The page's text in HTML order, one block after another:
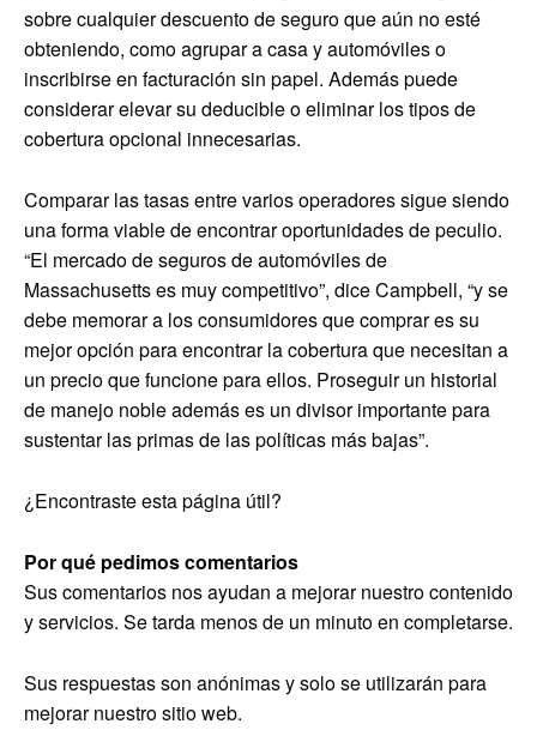
sobre cualquier descuento de seguro que aún no esté
obteniendo, como agrupar a casa y automóviles o
inscribirse en facturación sin papel. Además puede
considerar elevar su deducible o eliminar los tipos de
cobertura opcional innecesarias.
Comparar las tasas entre varios operadores sigue siendo
una forma viable de encontrar oportunidades de peculio.
“El mercado de seguros de automóviles de
Massachusetts es muy competitivo”, dice Campbell, “y se
debe memorar a los consumidores que comprar es su
mejor opción para encontrar la cobertura que necesitan a
un precio que funcione para ellos. Proseguir un historial
de manejo noble además es un divisor importante para
sustentar las primas de las políticas más bajas”.
¿Encontraste esta página útil?
Por qué pedimos comentarios
Sus comentarios nos ayudan a mejorar nuestro contenido
y servicios. Se tarda menos de un minuto en completarse.
Sus respuestas son anónimas y solo se utilizarán para
mejorar nuestro sitio web.